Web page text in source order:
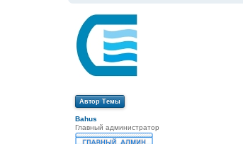
Автор Темы
Bahus
Главный администратор